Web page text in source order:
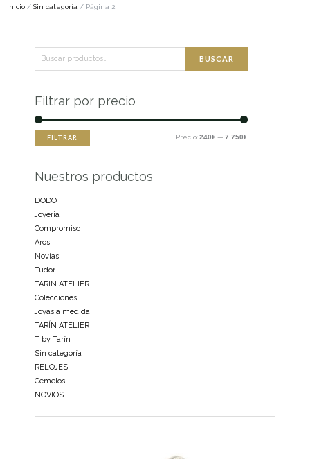
Inicio / Sin categoría / Página 2
por:
BUSCAR
Filtrar por precio
FILTRAR Precio: 240€ — 7.750€
Nuestros productos
DODO
Joyeria
Compromiso
Aros
Novias
Tudor
TARIN ATELIER
Colecciones
Joyas a medida
TARÍN ATELIER
T by Tarín
Sin categoría
RELOJES
Gemelos
NOVIOS